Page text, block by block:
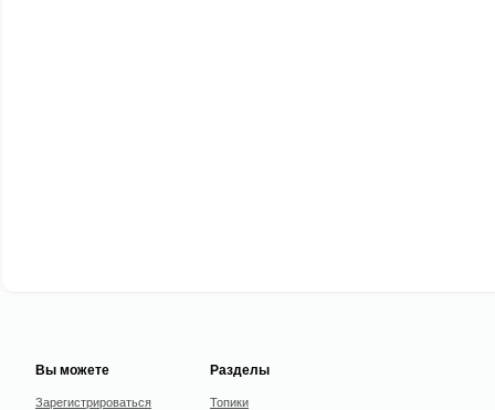
Вы можете
Зарегистрироваться
Разделы
Топики